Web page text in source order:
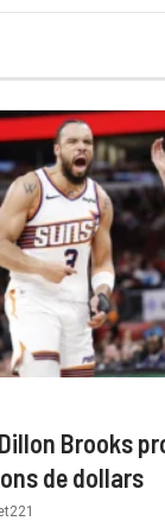
Brooks
de dollars